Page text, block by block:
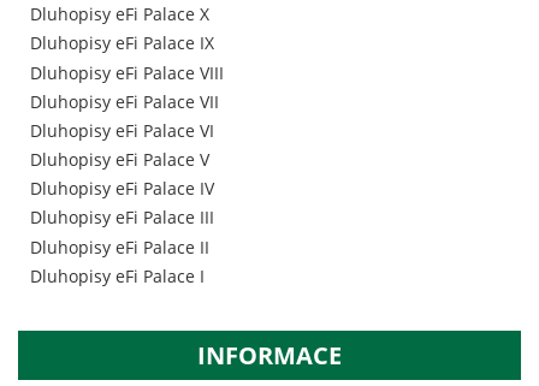
Dluhopisy eFi Palace X
Dluhopisy eFi Palace IX
Dluhopisy eFi Palace VIII
Dluhopisy eFi Palace VII
Dluhopisy eFi Palace VI
Dluhopisy eFi Palace V
Dluhopisy eFi Palace IV
Dluhopisy eFi Palace III
Dluhopisy eFi Palace II
Dluhopisy eFi Palace I
INFORMACE